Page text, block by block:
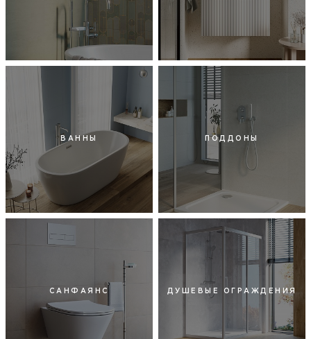
ВАННЫ ПОДДОНЫ
САНФАЯНС ДУШЕВЫЕ ОГРАЖДЕНИЯ